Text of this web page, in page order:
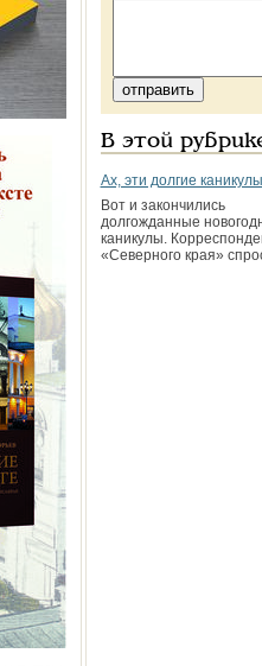
В этой
Ах, эти долгие
Вот и закончились
долгожданные
каникулы.
«Северного края»